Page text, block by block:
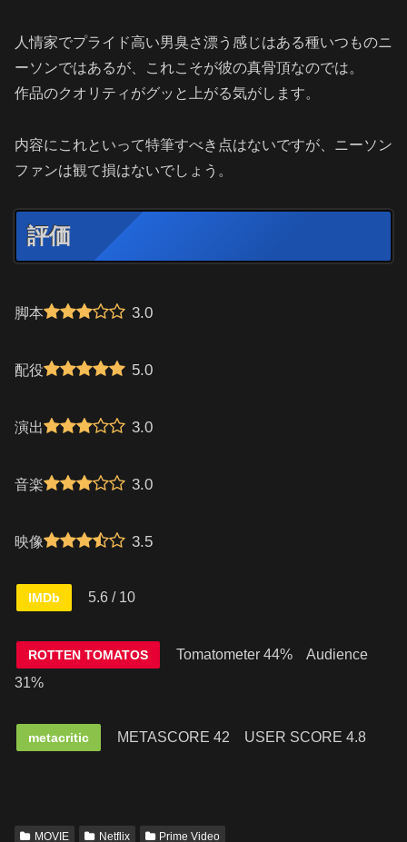
人情家でプライド高い男臭さ漂う感じはある種いつものニ
ーソンではあるが、これこそが彼の真骨頂なのでは。
作品のクオリティがグッと上がる気がします。
内容にこれといって特筆すべき点はないですが、ニーソン
ファンは観て損はないでしょう。
評価
脚本 3.0
配役 5.0
演出 3.0
音楽 3.0
映像 3.5
IMDb 5.6 / 10
ROTTEN TOMATOS
Tomatometer 44% Audience
31%
metacritic METASCORE 42 USER SCORE 4.8
MOVIE Netflix Prime Video